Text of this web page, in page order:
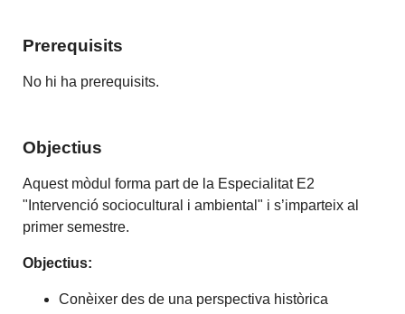
Prerequisits
No hi ha prerequisits.
Objectius
Aquest mòdul forma part de la Especialitat E2
"Intervenció sociocultural i ambiental" i s’imparteix al
primer semestre.
Objectius:
Conèixer des de una perspectiva històrica